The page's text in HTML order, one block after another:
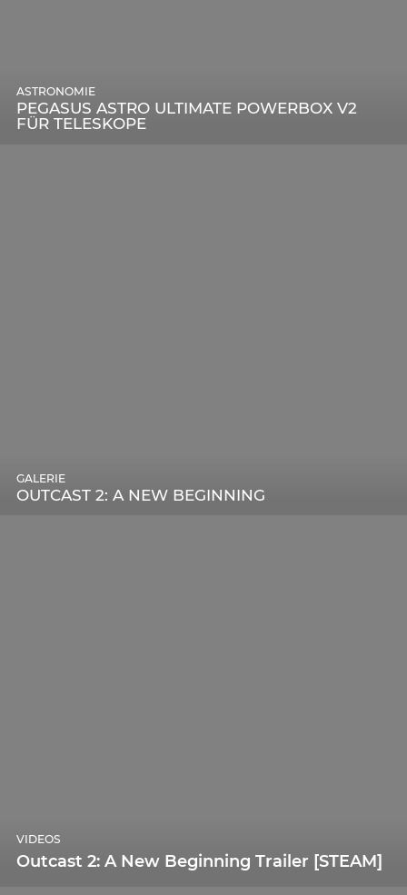
PEGASUS ASTRO ULTIMATE POWERBOX V2
FÜR TELESKOPE
ASTRONOMIE
OUTCAST 2: A NEW BEGINNING
GALERIE
Outcast 2: A New Beginning Trailer [STEAM]
VIDEOS